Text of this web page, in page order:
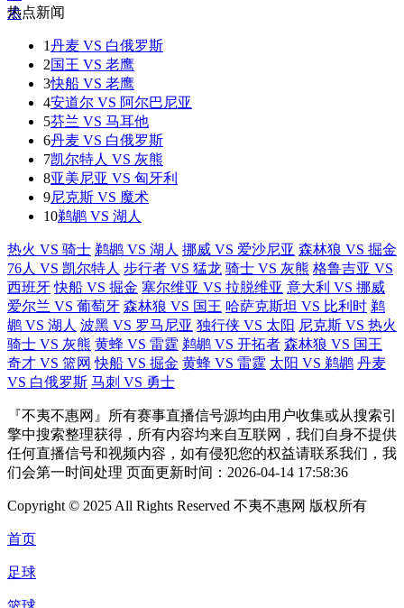
热点新闻
1丹麦 VS 白俄罗斯
2国王 VS 老鹰
3快船 VS 老鹰
4安道尔 VS 阿尔巴尼亚
5芬兰 VS 马耳他
6丹麦 VS 白俄罗斯
7凯尔特人 VS 灰熊
8亚美尼亚 VS 匈牙利
9尼克斯 VS 魔术
10鹈鹕 VS 湖人
热火 VS 骑士 鹈鹕 VS 湖人 挪威 VS 爱沙尼亚 森林狼 VS 掘金
76人 VS 凯尔特人 步行者 VS 猛龙 骑士 VS 灰熊 格鲁吉亚 VS
西班牙 快船 VS 掘金 塞尔维亚 VS 拉脱维亚 意大利 VS 挪威
爱尔兰 VS 葡萄牙 森林狼 VS 国王 哈萨克斯坦 VS 比利时 鹈
鹕 VS 湖人 波黑 VS 罗马尼亚 独行侠 VS 太阳 尼克斯 VS 热火
骑士 VS 灰熊 黄蜂 VS 雷霆 鹈鹕 VS 开拓者 森林狼 VS 国王
奇才 VS 篮网 快船 VS 掘金 黄蜂 VS 雷霆 太阳 VS 鹈鹕 丹麦
VS 白俄罗斯 马刺 VS 勇士
『不夷不惠网』所有赛事直播信号源均由用户收集或从搜索引
擎中搜索整理获得，所有内容均来自互联网，我们自身不提供
任何直播信号和视频内容，如有侵犯您的权益请联系我们，我
们会第一时间处理 页面更新时间：2026-04-14 17:58:36
Copyright © 2025 All Rights Reserved 不夷不惠网 版权所有
首页
足球